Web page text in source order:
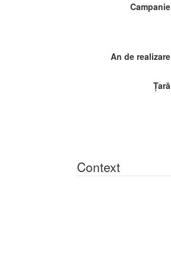
Campanie
An de realizare
Țară
Context